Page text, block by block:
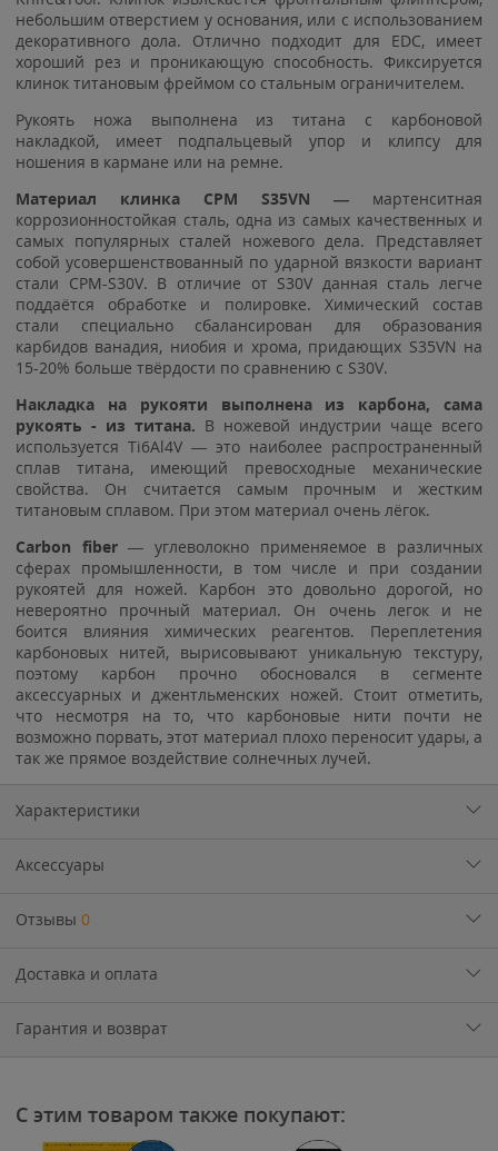
небольшим отверстием у основания, или с использованием
декоративного дола. Отлично подходит для EDC, имеет
хороший рез и проникающую способность. Фиксируется
клинок титановым фреймом со стальным ограничителем.
Рукоять ножа выполнена из титана с карбоновой
накладкой, имеет подпальцевый упор и клипсу для
ношения в кармане или на ремне.
Материал клинка CPM S35VN — мартенситная
коррозионностойкая сталь, одна из самых качественных и
самых популярных сталей ножевого дела. Представляет
собой усовершенствованный по ударной вязкости вариант
стали CPM-S30V. В отличие от S30V данная сталь легче
поддаётся обработке и полировке. Химический состав
стали специально сбалансирован для образования
карбидов ванадия, ниобия и хрома, придающих S35VN на
15-20% больше твёрдости по сравнению с S30V.
Накладка на рукояти выполнена из карбона, сама
рукоять - из титана. В ножевой индустрии чаще всего
используется Ti6Al4V — это наиболее распространенный
сплав титана, имеющий превосходные механические
свойства. Он считается самым прочным и жестким
титановым сплавом. При этом материал очень лёгок.
Carbon fiber— углеволокно применяемое в различных
сферах промышленности, в том числе и при создании
рукоятей для ножей. Карбон это довольно дорогой, но
невероятно прочный материал. Он очень легок и не
боится влияния химических реагентов. Переплетения
карбоновых нитей, вырисовывают уникальную текстуру,
поэтому карбон прочно обосновался в сегменте
аксессуарных и джентльменских ножей. Стоит отметить,
что несмотря на то, что карбоновые нити почти не
возможно порвать, этот материал плохо переносит удары, а
так же прямое воздействие солнечных лучей.
Характеристики
Аксессуары
Отзывы 0
Доставка и оплата
Гарантия и возврат
С этим товаром также покупают: